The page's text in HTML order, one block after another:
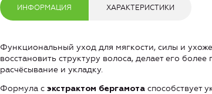
ИНФОРМАЦИЯ ХАРАКТЕРИСТИКИ
Функциональный уход для мягкости, силы и
восстановить структуру волоса, делает его
расчёсывание и укладку.
Формула с экстрактом бергамота способствует